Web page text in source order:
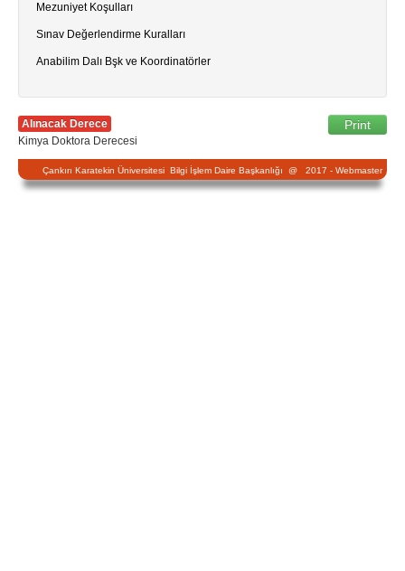
Mezuniyet Koşulları
Sınav Değerlendirme Kuralları
Anabilim Dalı Bşk ve Koordinatörler
Print
Alınacak Derece
Kimya Doktora Derecesi
Çankırı Karatekin Üniversitesi Bilgi İşlem Daire Başkanlığı @ 2017 - Webmaster